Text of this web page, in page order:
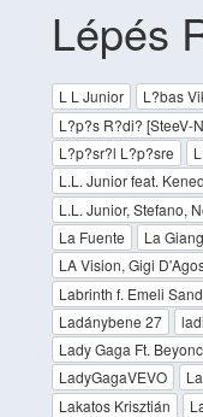
Lépés
L L Junior L?bas
L?p?s R?di? [SteeV-
L?p?sr?l L?p?sre
L.L. Junior feat.
L.L. Junior, Stefano,
La Fuente
La Giang
LA Vision, Gigi
Labrinth f. Emeli
Ladánybene 27
Lady Gaga Ft.
LadyGagaVEVO
Lakatos Krisztián